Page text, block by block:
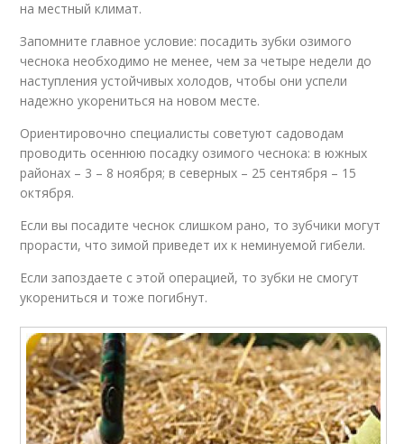
на местный климат.
Запомните главное условие: посадить зубки озимого
чеснока необходимо не менее, чем за четыре недели до
наступления устойчивых холодов, чтобы они успели
надежно укорениться на новом месте.
Ориентировочно специалисты советуют садоводам
проводить осеннюю посадку озимого чеснока: в южных
районах – 3 – 8 ноября; в северных – 25 сентября – 15
октября.
Если вы посадите чеснок слишком рано, то зубчики могут
прорасти, что зимой приведет их к неминуемой гибели.
Если запоздаете с этой операцией, то зубки не смогут
укорениться и тоже погибнут.